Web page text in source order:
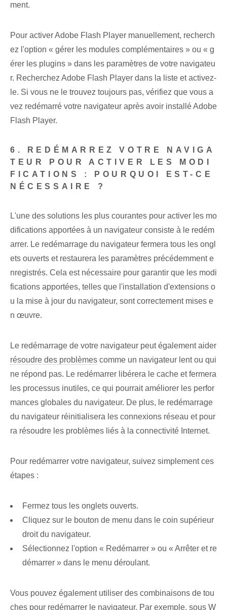
ment.
Pour activer Adobe Flash Player manuellement, recherch
ez l'option « gérer les modules complémentaires » ou « g
érer les plugins » dans les paramètres de votre navigateu
r. Recherchez Adobe Flash Player dans la liste et activez-
le. Si vous ne le trouvez toujours pas, vérifiez que vous a
vez redémarré votre navigateur après avoir installé Adobe
Flash Player.
6. REDÉMARREZ VOTRE NAVIGA
TEUR POUR ACTIVER LES MODI
FICATIONS : POURQUOI EST-CE
NÉCESSAIRE ?
L'une des solutions les plus courantes pour activer les mo
difications apportées à un navigateur consiste à le redém
arrer. Le redémarrage du navigateur fermera tous les ongl
ets ouverts et restaurera les paramètres précédemment e
nregistrés. Cela est nécessaire pour garantir que les modi
fications apportées, telles que l'installation d'extensions o
u la mise à jour du navigateur, sont correctement mises e
n œuvre.
Le redémarrage de votre navigateur peut également aider
résoudre des problèmes comme un navigateur lent ou qui
ne répond pas. Le redémarrer libérera le cache et fermera
les processus inutiles, ce qui pourrait améliorer les perfor
mances globales du navigateur. De plus, le redémarrage
du navigateur réinitialisera les connexions réseau et pour
ra résoudre les problèmes liés à la connectivité Internet.
Pour redémarrer votre navigateur, suivez simplement ces
étapes :
Fermez tous les onglets ouverts.
Cliquez sur le bouton de menu dans le coin supérieur
droit du navigateur.
Sélectionnez l'option « Redémarrer » ou « Arrêter et re
démarrer » dans le menu déroulant.
Vous pouvez également utiliser des combinaisons de tou
ches pour redémarrer le navigateur. Par exemple, sous W